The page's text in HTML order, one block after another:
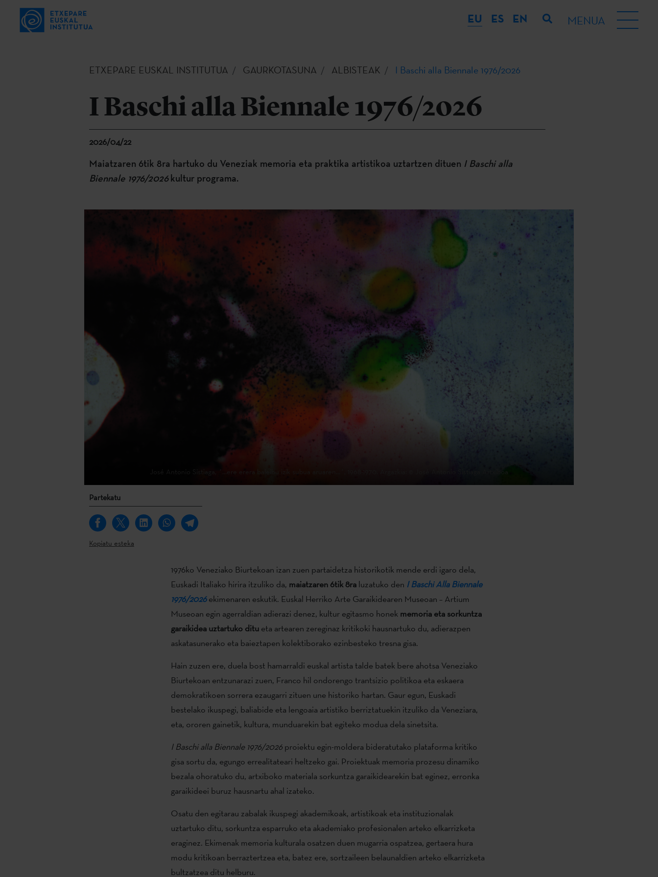
EU ES EN MENUA
ETXEPARE EUSKAL INSTITUTUA GAURKOTASUNA ALBISTEAK I Baschi alla Biennale 1976/2026
I Baschi alla Biennale 1976/2026
2026/04/22
Maiatzaren 6tik 8ra hartuko du Veneziak memoria eta praktika artistikoa uztartzen dituen I Baschi alla
Biennale 1976/2026kultur programa.
Partekatu
Kopiatu esteka
1976ko Veneziako Biurtekoan izan zuen partaidetza historikotik mende erdi igaro dela,
Euskadi Italiako hirira itzuliko da, maiatzaren 6tik 8raluzatuko den I Baschi Alla Biennale
1976/2026ekimenaren eskutik. Euskal Herriko Arte Garaikidearen Museoan – Artium
Museoan egin agerraldian adierazi denez, kultur egitasmo honek memoria eta sorkuntza
garaikidea uztartuko ditueta artearen zereginaz kritikoki hausnartuko du, adierazpen
askatasunerako eta baieztapen kolektiborako ezinbesteko tresna gisa.
Hain zuzen ere, duela bost hamarraldi euskal artista talde batek bere ahotsa Veneziako
Biurtekoan entzunarazi zuen, Franco hil ondorengo trantsizio politikoa eta eskaera
demokratikoen sorrera ezaugarri zituen une historiko hartan. Gaur egun, Euskadi
bestelako ikuspegi, baliabide eta lengoaia artistiko berriztatuekin itzuliko da Veneziara,
eta, ororen gainetik, kultura, munduarekin bat egiteko modua dela sinetsita.
I Baschi alla Biennale 1976/2026 proiektu egin-moldera bideratutako plataforma kritiko
gisa sortu da, egungo errealitateari heltzeko gai. Proiektuak memoria prozesu dinamiko
bezala ohoratuko du, artxiboko materiala sorkuntza garaikidearekin bat eginez, erronka
garaikideei buruz hausnartu ahal izateko.
Osatu den egitarau zabalak ikuspegi akademikoak, artistikoak eta instituzionalak
uztartuko ditu, sorkuntza esparruko eta akademiako profesionalen arteko elkarrizketa
eraginez. Ekimenak memoria kulturala osatzen duen mugarria ospatzea, gertaera hura
modu kritikoan berraztertzea eta, batez ere, sortzaileen belaunaldien arteko elkarrizketa
bultzatzea ditu helburu.